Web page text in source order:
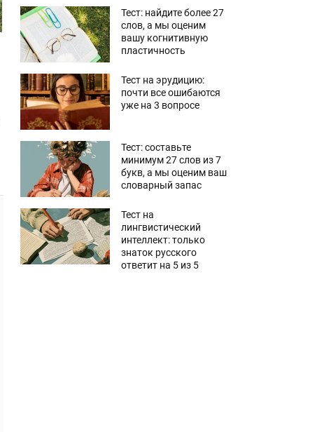
Тест: найдите более 27
слов, а мы оценим
вашу когнитивную
пластичность
Тест на эрудицию:
почти все ошибаются
уже на 3 вопросе
Тест: составьте
минимум 27 слов из 7
букв, а мы оценим ваш
словарный запас
Тест на
лингвистический
интеллект: только
знаток русского
ответит на 5 из 5